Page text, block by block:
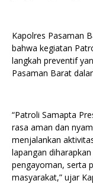
Kapolres Pasaman
bahwa kegiatan
langkah preventif
Pasaman Barat
“Patroli Samapta
rasa aman dan
menjalankan
lapangan
pengayoman, serta
masyarakat,” ujar